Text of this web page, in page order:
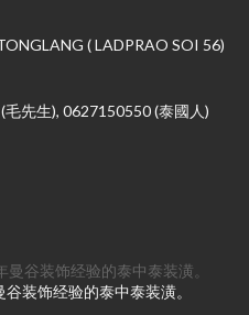
( LADPRAO SOI 56)
先生), 0627150550 (泰國人)
装饰经验的泰中泰装潢。